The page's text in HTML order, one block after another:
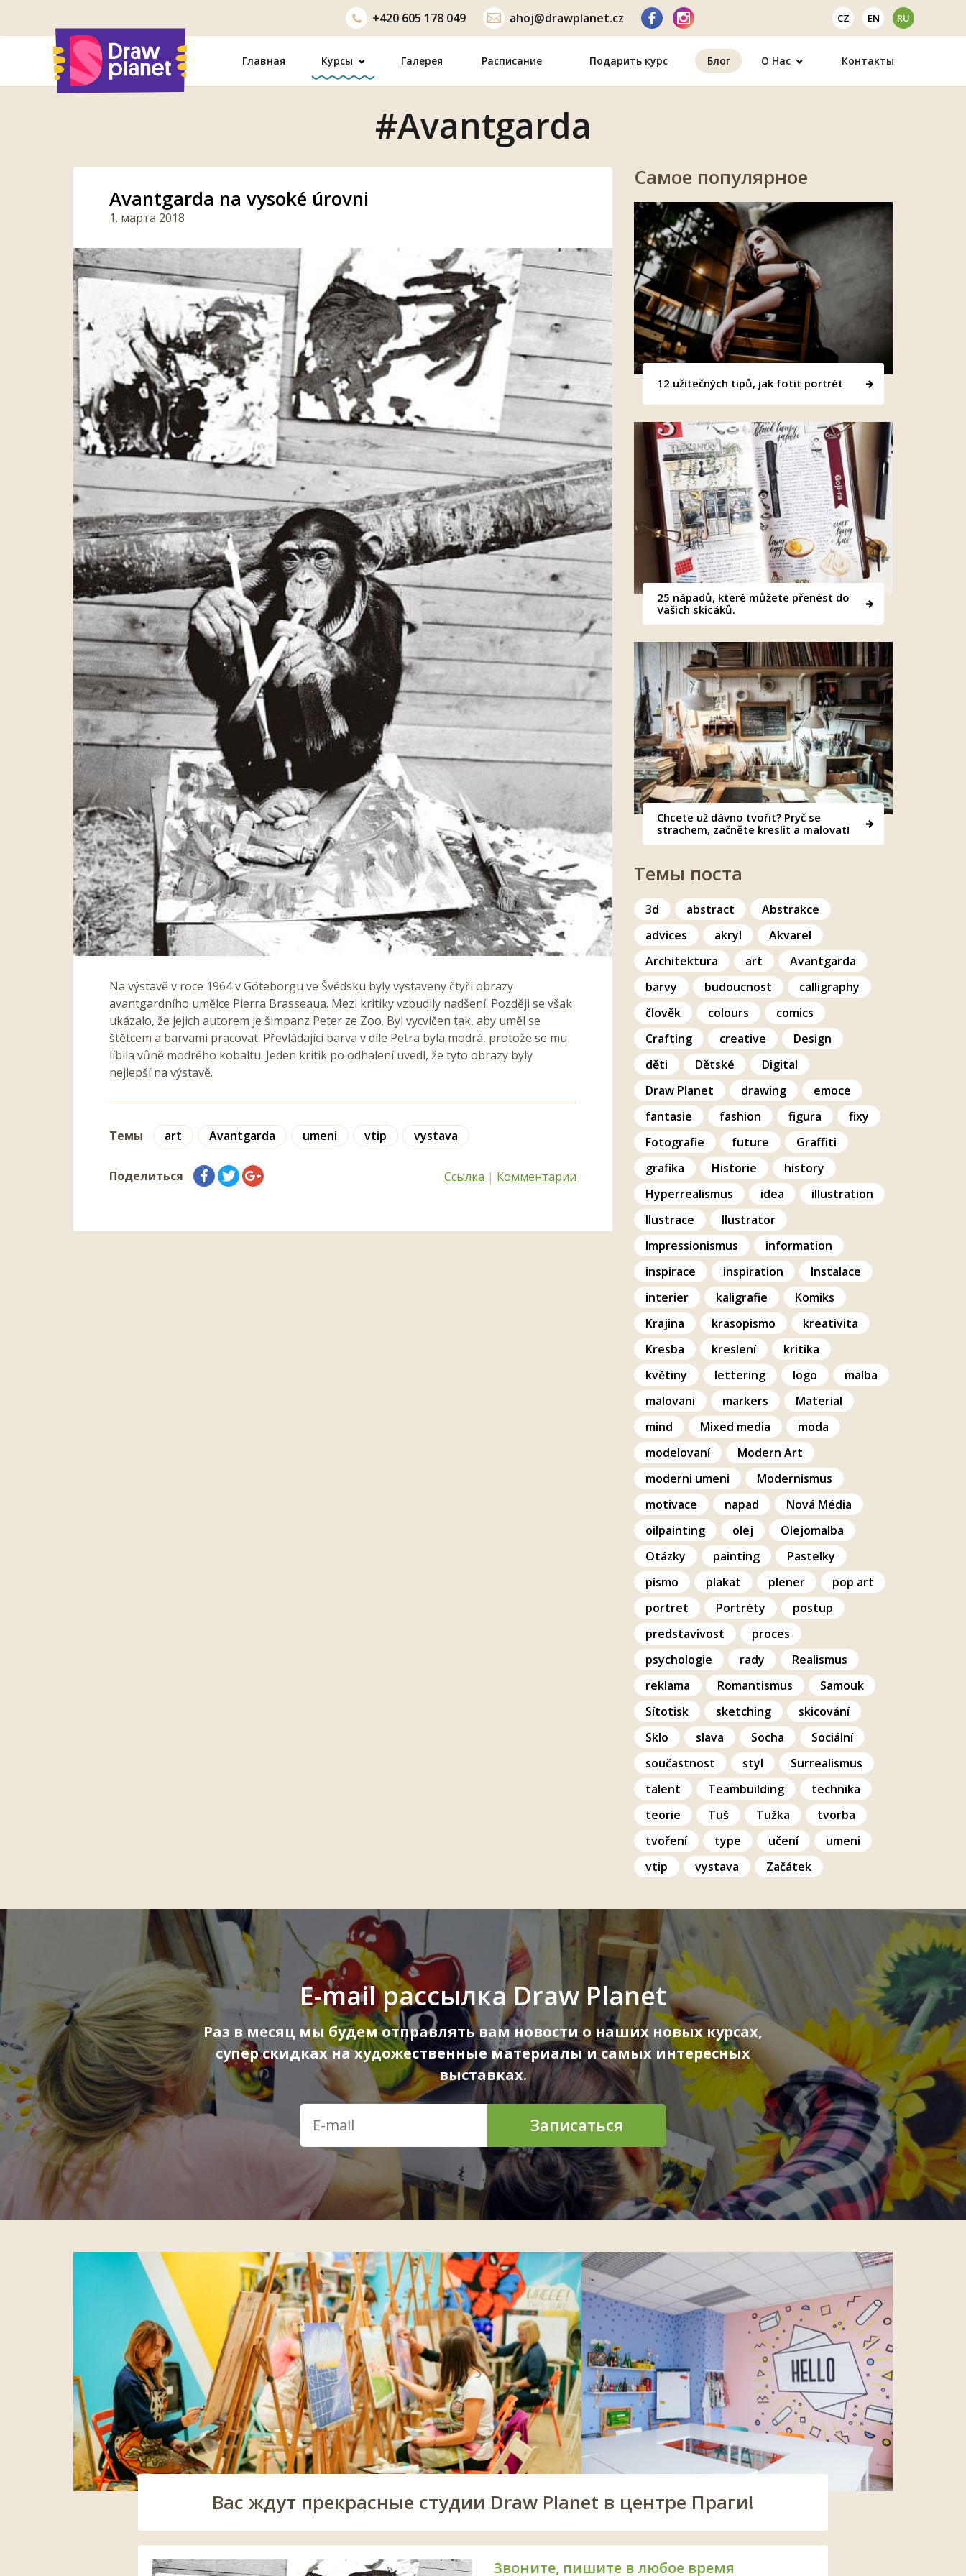
+420 605 178 049 ahoj@drawplanet.cz CZ EN RU
Главная Курсы Галерея Расписание Подарить курс Блог О Нас Контакты
#Avantgarda
Avantgarda na vysoké úrovni
1. марта 2018
Na výstavě v roce 1964 v Göteborgu ve Švédsku byly vystaveny čtyři obrazy
avantgardního umělce Pierra Brasseaua. Mezi kritiky vzbudily nadšení. Později se však
ukázalo, že jejich autorem je šimpanz Peter ze Zoo. Byl vycvičen tak, aby uměl se
štětcem a barvami pracovat. Převládající barva v díle Petra byla modrá, protože se mu
líbila vůně modrého kobaltu. Jeden kritik po odhalení uvedl, že tyto obrazy byly
nejlepší na výstavě.
Темы art Avantgarda umeni vtip vystava
Поделиться Ссылка | Комментарии
Самое популярное
12 užitečných tipů, jak fotit portrét
25 nápadů, které můžete přenést do
Vašich skicáků.
Chcete už dávno tvořit? Pryč se
strachem, začněte kreslit a malovat!
Темы поста
3d abstract
Abstrakce
advices
akryl
Akvarel
Architektura
art
Avantgarda
barvy
budoucnost
calligraphy
člověk
colours
comics
Crafting
creative
Design
děti
Dětské
Digital
Draw Planet
drawing
emoce
fantasie
fashion figura
fixy
Fotografie
future
Graffiti
grafika
Historie
history
Hyperrealismus
idea
illustration
Ilustrace
Ilustrator
Impressionismus
information
inspirace
inspiration
Instalace
interier
kaligrafie
Komiks
Krajina
krasopismo
kreativita
Kresba
kreslení
kritika
květiny
lettering logo
malba
malovani
markers
Material
mind
Mixed media
moda
modelovaní
Modern Art
moderni umeni
Modernismus
motivace
napad
Nová Média
oilpainting
olej
Olejomalba
Otázky
painting
Pastelky
písmo
plakat plener
pop art
portret
Portréty
postup
predstavivost
proces
psychologie
rady
Realismus
reklama
Romantismus
Samouk
Sítotisk
sketching
skicování
Sklo
slava Socha
Sociální
součastnost
styl
Surrealismus
talent
Teambuilding
technika
teorie
Tuš Tužka
tvorba
tvoření
type učení
umeni
vtip
vystava Začátek
E-mail рассылка Draw Planet
Раз в месяц мы будем отправлять вам новости о наших новых курсах,
супер скидках на художественные материалы и самых интересных
выставках.
Записаться
Вас ждут прекрасные студии Draw Planet в центре Праги!
Звоните, пишите в любое время